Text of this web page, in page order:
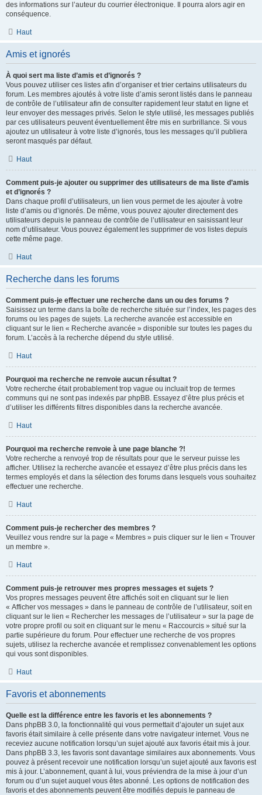
des informations sur l’auteur du courrier électronique. Il pourra alors agir en
conséquence.
Haut
Amis et ignorés
À quoi sert ma liste d’amis et d’ignorés ?
Vous pouvez utiliser ces listes afin d’organiser et trier certains utilisateurs du
forum. Les membres ajoutés à votre liste d’amis seront listés dans le panneau
de contrôle de l’utilisateur afin de consulter rapidement leur statut en ligne et
leur envoyer des messages privés. Selon le style utilisé, les messages publiés
par ces utilisateurs peuvent éventuellement être mis en surbrillance. Si vous
ajoutez un utilisateur à votre liste d’ignorés, tous les messages qu’il publiera
seront masqués par défaut.
Haut
Comment puis-je ajouter ou supprimer des utilisateurs de ma liste d’amis
et d’ignorés ?
Dans chaque profil d’utilisateurs, un lien vous permet de les ajouter à votre
liste d’amis ou d’ignorés. De même, vous pouvez ajouter directement des
utilisateurs depuis le panneau de contrôle de l’utilisateur en saisissant leur
nom d’utilisateur. Vous pouvez également les supprimer de vos listes depuis
cette même page.
Haut
Recherche dans les forums
Comment puis-je effectuer une recherche dans un ou des forums ?
Saisissez un terme dans la boîte de recherche située sur l’index, les pages des
forums ou les pages de sujets. La recherche avancée est accessible en
cliquant sur le lien « Recherche avancée » disponible sur toutes les pages du
forum. L’accès à la recherche dépend du style utilisé.
Haut
Pourquoi ma recherche ne renvoie aucun résultat ?
Votre recherche était probablement trop vague ou incluait trop de termes
communs qui ne sont pas indexés par phpBB. Essayez d’être plus précis et
d’utiliser les différents filtres disponibles dans la recherche avancée.
Haut
Pourquoi ma recherche renvoie à une page blanche ?!
Votre recherche a renvoyé trop de résultats pour que le serveur puisse les
afficher. Utilisez la recherche avancée et essayez d’être plus précis dans les
termes employés et dans la sélection des forums dans lesquels vous souhaitez
effectuer une recherche.
Haut
Comment puis-je rechercher des membres ?
Veuillez vous rendre sur la page « Membres » puis cliquer sur le lien « Trouver
un membre ».
Haut
Comment puis-je retrouver mes propres messages et sujets ?
Vos propres messages peuvent être affichés soit en cliquant sur le lien
« Afficher vos messages » dans le panneau de contrôle de l’utilisateur, soit en
cliquant sur le lien « Rechercher les messages de l’utilisateur » sur la page de
votre propre profil ou soit en cliquant sur le menu « Raccourcis » situé sur la
partie supérieure du forum. Pour effectuer une recherche de vos propres
sujets, utilisez la recherche avancée et remplissez convenablement les options
qui vous sont disponibles.
Haut
Favoris et abonnements
Quelle est la différence entre les favoris et les abonnements ?
Dans phpBB 3.0, la fonctionnalité qui vous permettait d’ajouter un sujet aux
favoris était similaire à celle présente dans votre navigateur internet. Vous ne
receviez aucune notification lorsqu’un sujet ajouté aux favoris était mis à jour.
Dans phpBB 3.3, les favoris sont davantage similaires aux abonnements. Vous
pouvez à présent recevoir une notification lorsqu’un sujet ajouté aux favoris est
mis à jour. L’abonnement, quant à lui, vous préviendra de la mise à jour d’un
forum ou d’un sujet auquel vous êtes abonné. Les options de notification des
favoris et des abonnements peuvent être modifiés depuis le panneau de